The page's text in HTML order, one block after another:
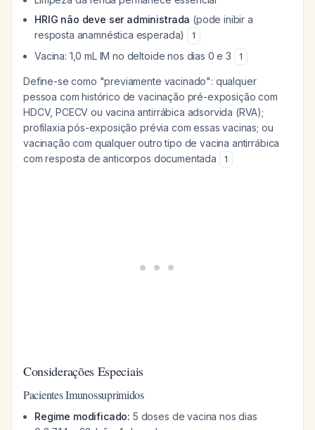
HRIG não deve ser administrada (pode inibir a
resposta anamnéstica esperada)
1
Vacina: 1,0 mL IM no deltoide nos dias 0 e 3 1
Define-se como "previamente vacinado": qualquer
pessoa com histórico de vacinação pré-exposição com
HDCV, PCECV ou vacina antirrábica adsorvida (RVA);
profilaxia pós-exposição prévia com essas vacinas; ou
vacinação com qualquer outro tipo de vacina antirrábica
com resposta de anticorpos documentada
1
Considerações Especiais
Pacientes Imunossuprimidos
Regime modificado: 5 doses de vacina nos dias